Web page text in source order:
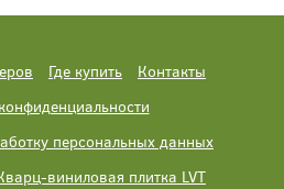
Где купить
Контакты
персональных данных
виниловая плитка LVT